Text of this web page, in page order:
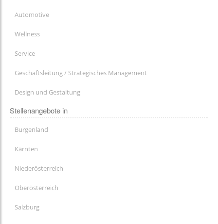
Automotive
Wellness
Service
Geschäftsleitung / Strategisches Management
Design und Gestaltung
Stellenangebote in
Burgenland
Kärnten
Niederösterreich
Oberösterreich
Salzburg